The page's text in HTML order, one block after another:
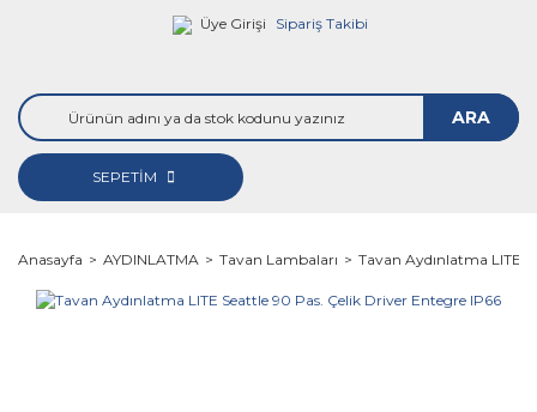
Üye Girişi Sipariş Takibi
ARA
SEPETİM
Anasayfa AYDINLATMA Tavan Lambaları Tavan Aydınlatma LITE